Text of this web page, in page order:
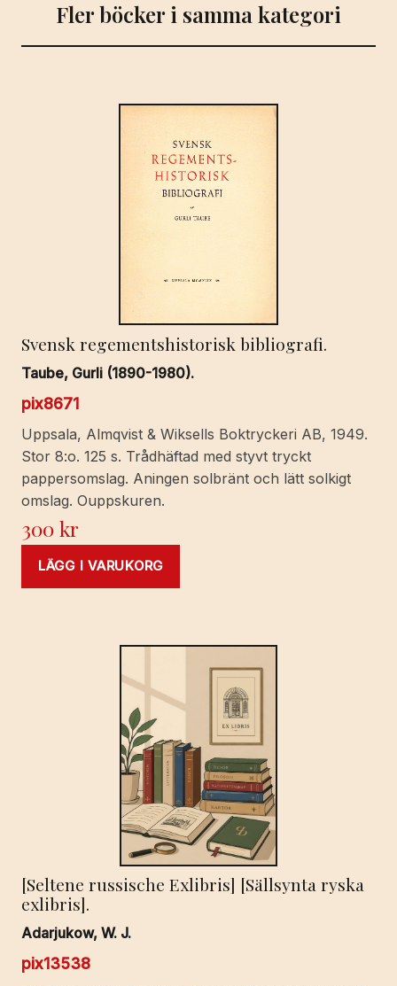
Fler böcker i samma kategori
Svensk regementshistorisk bibliografi.
Taube, Gurli (1890-1980).
pix8671
Uppsala, Almqvist & Wiksells Boktryckeri AB, 1949.
Stor 8:o. 125 s. Trådhäftad med styvt tryckt
pappersomslag. Aningen solbränt och lätt solkigt
omslag. Ouppskuren.
300kr
LÄGG I VARUKORG
[Seltene russische Exlibris] [Sällsynta ryska
exlibris].
Adarjukow, W. J.
pix13538